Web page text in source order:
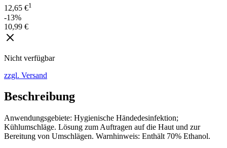
12,65 €1
-13%
10,99 €
Nicht verfügbar
zzgl. Versand
Beschreibung
Anwendungsgebiete: Hygienische Händedesinfektion;
Kühlumschläge. Lösung zum Auftragen auf die Haut und zur
Bereitung von Umschlägen. Warnhinweis: Enthält 70% Ethanol.